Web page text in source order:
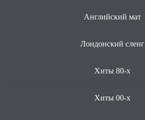
Английский мат
Лондонский сленг
Хиты 80-х
Хиты 00-х